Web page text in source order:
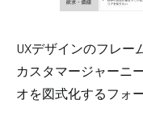
UXデザインのフレー
カスタマージャーニ
オを図式化するフォ